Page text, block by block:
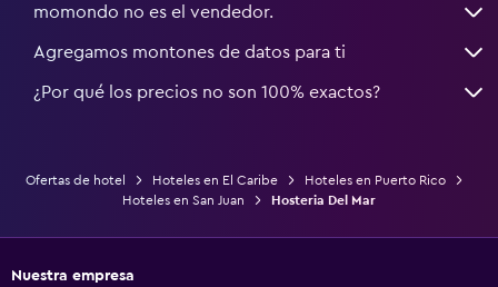
momondo no es el vendedor.
Agregamos montones de datos para ti
¿Por qué los precios no son 100% exactos?
Ofertas de hotel Hoteles en El Caribe
Hoteles en Puerto Rico
Hoteles en San Juan
Hosteria Del Mar
Nuestra empresa